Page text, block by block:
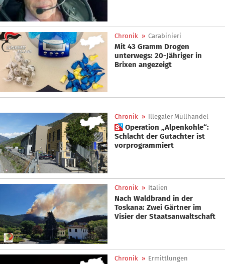
Chronik » Carabinieri
Mit 43 Gramm Drogen
unterwegs: 20-Jähriger in
Brixen angezeigt
Chronik » Illegaler Müllhandel
 Operation „Alpenkohle“:
Schlacht der Gutachter ist
vorprogrammiert
Chronik » Italien
Nach Waldbrand in der
Toskana: Zwei Gärtner im
Visier der Staatsanwaltschaft
Chronik » Ermittlungen